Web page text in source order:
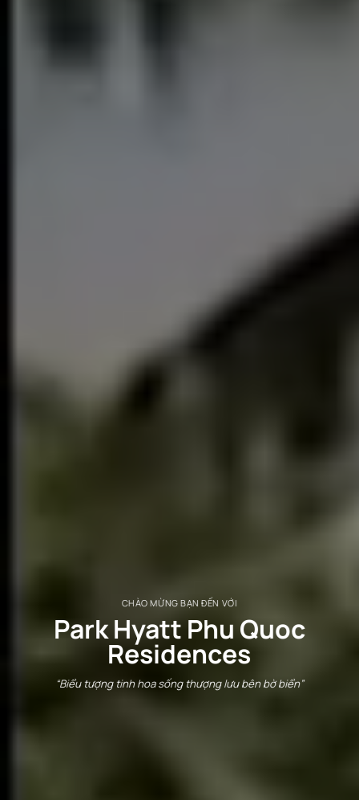
CHÀO MỪNG BẠN ĐẾN VỚI
Park Hyatt Phu Quoc
Residences
“Biểu tượng tinh hoa sống thượng lưu bên bờ biển”